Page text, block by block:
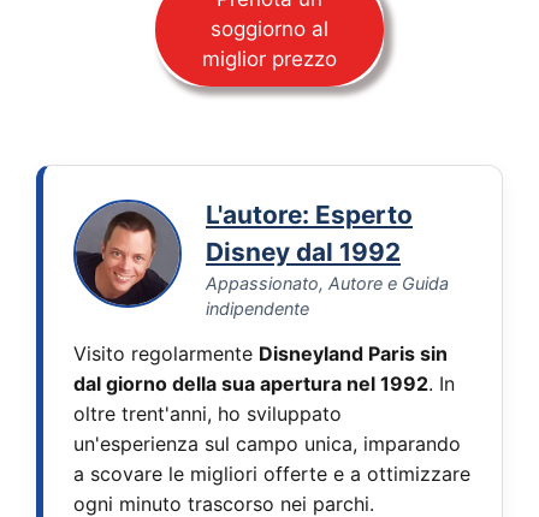
soggiorno al
miglior prezzo
L'autore: Esperto
Disney dal 1992
Appassionato, Autore e Guida
indipendente
Visito regolarmente Disneyland Paris sin
dal giorno della sua apertura nel 1992. In
oltre trent'anni, ho sviluppato
un'esperienza sul campo unica, imparando
a scovare le migliori offerte e a ottimizzare
ogni minuto trascorso nei parchi.